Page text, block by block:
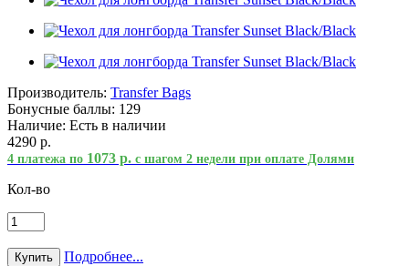
Производитель: Transfer Bags
Бонусные баллы: 129
Наличие: Есть в наличии
4290 р.
4 платежа по 1073 р. с шагом 2 недели при оплате Долями
Кол-во
Подробнее...